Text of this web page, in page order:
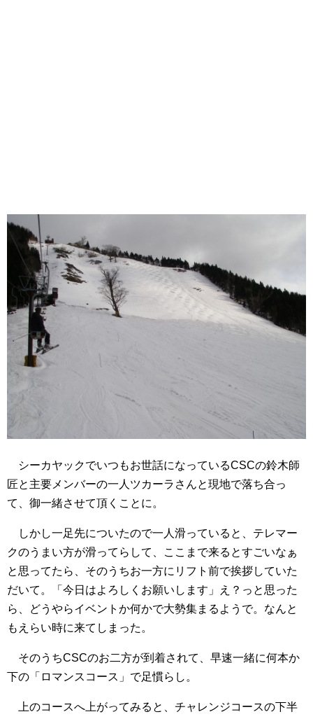
シーカヤックでいつもお世話になっているCSCの鈴木師
匠と主要メンバーの一人ツカーラさんと現地で落ち合っ
て、御一緒させて頂くことに。
しかし一足先についたので一人滑っていると、テレマー
クのうまい方が滑ってらして、ここまで来るとすごいなぁ
と思ってたら、そのうちお一方にリフト前で挨拶していた
だいて。「今日はよろしくお願いします」え？っと思った
ら、どうやらイベントか何かで大勢集まるようで。なんと
もえらい時に来てしまった。
そのうちCSCのお二方が到着されて、早速一緒に何本か
下の「ロマンスコース」で足慣らし。
上のコースへ上がってみると、チャレンジコースの下半